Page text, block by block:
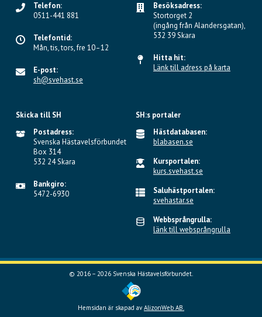
Telefon:
0511-441 881
Telefontid:
Mån, tis, tors, fre 10–12
E-post:
sh@svehast.se
Besöksadress:
Stortorget 2
(ingång från Alandersgatan),
532 39 Skara
Hitta hit:
Länk till adress på karta
Skicka till SH
Postadress:
Svenska Hästavelsförbundet
Box 314
532 24 Skara
Bankgiro:
5472-6930
SH:s portaler
Hästdatabasen:
blabasen.se
Kursportalen:
kurs.svehast.se
Saluhästportalen:
svehastar.se
Webbsprångrulla:
länk till websprångrulla
© 2016 – 2026 Svenska Hästavelsförbundet.
Hemsidan är skapad av AlizonWeb AB.